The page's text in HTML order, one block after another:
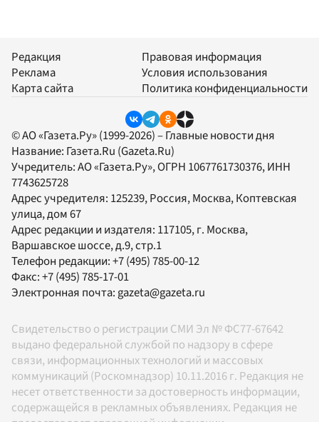
Редакция
Реклама
Карта сайта
Правовая информация
Условия использования
Политика конфиденциальности
© АО «Газета.Ру» (1999-2026) – Главные новости дня
Название: Газета.Ru (Gazeta.Ru)
Учредитель:АО «Газета.Ру», ОГРН 1067761730376, ИНН
7743625728
Адрес учредителя: 125239, Россия, Москва, Коптевская
улица, дом 67
Адрес редакции и издателя: 117105, г. Москва,
Варшавское шоссе, д.9, стр.1
Телефон редакции:+7 (495) 785-00-12
Факс:+7 (495) 785-17-01
Электронная почта:gazeta@gazeta.ru
Свидетельство о регистрации СМИ Эл № ФС77-67642
выдано федеральной службой по надзору в сфере
связи, информационных технологий и массовых
коммуникаций (Роскомнадзор) 10.11.2016 г. Редакция не
несет ответственности за достоверность информации,
содержащейся в рекламных объявлениях. Редакция не